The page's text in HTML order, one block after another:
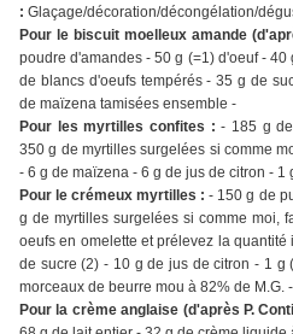
: Glaçage/décoration/décongélation/
Pour le biscuit moelleux amande
poudre d'amandes - 50 g (=1) d'oeuf -
de blancs d'oeufs tempérés - 35 g de
de maïzena tamisées ensemble -
Pour les myrtilles confites :- 185 g
350 g de myrtilles surgelées si comme
- 6 g de maïzena - 6 g de jus de citron -
Pour le crémeux myrtilles :- 150 g de
g de myrtilles surgelées si comme moi,
oeufs en omelette et prélevez la
de sucre (2) - 10 g de jus de citron - 1 g
morceaux de beurre mou à 82% de M.G. -
Pour la crème anglaise (d'après P.